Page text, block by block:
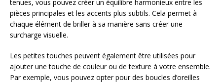
tenues, vous pouvez créer un équilibre harmonieux entre les
pièces principales et les accents plus subtils. Cela permet à
chaque élément de briller à sa manière sans créer une
surcharge visuelle.
Les petites touches peuvent également être utilisées pour
ajouter une touche de couleur ou de texture à votre ensemble.
Par exemple, vous pouvez opter pour des boucles d’oreilles